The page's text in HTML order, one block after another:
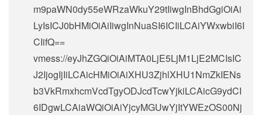
m9paWN0dy55eWRzaWkuY29tIiwgInBhdGgiOiAi
LyIsICJ0bHMiOiAiIiwgInNuaSI6ICIiLCAiYWxwbiI6I
CIifQ==
vmess://eyJhZGQiOiAiMTA0LjE5LjM1LjE2MCIsIC
J2IjogIjIiLCAicHMiOiAiXHU3ZjhlXHU1NmZkIENs
b3VkRmxhcmVcdTgyODJcdTcwYjkiLCAicG9ydCI
6IDgwLCAiaWQiOiAiYjcyMGUwYjItYWEzOS00Nj